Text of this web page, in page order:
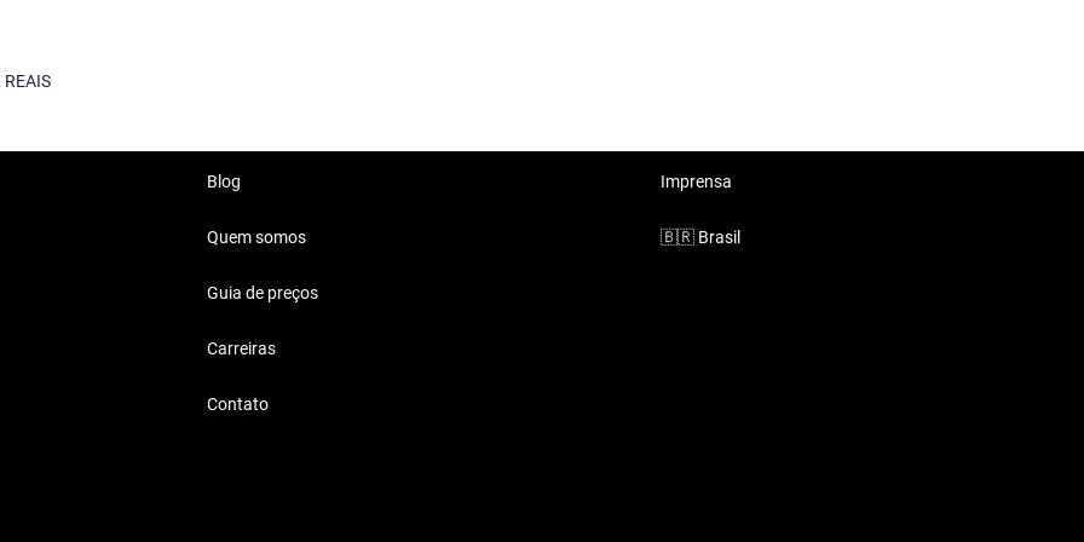
de ponta, ideal para a
Blog
Quem somos
Guia de preços
Carreiras
Contato
Imprensa
🇧🇷 Brasil